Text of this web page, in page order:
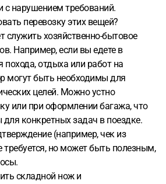
с нарушением требований.
перевозку этих вещей?
хозяйственно-бытовое
Например, если вы едете в
похода, отдыха или работ на
могут быть необходимы для
целей. Можно устно
или при оформлении багажа, что
конкретных задач в поездке.
(например, чек из
но может быть полезным,
складной нож и